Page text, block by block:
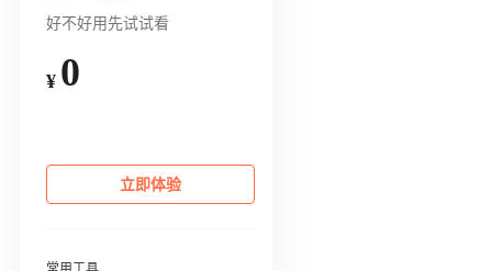
好不好用先试试看
¥ 0
立即体验